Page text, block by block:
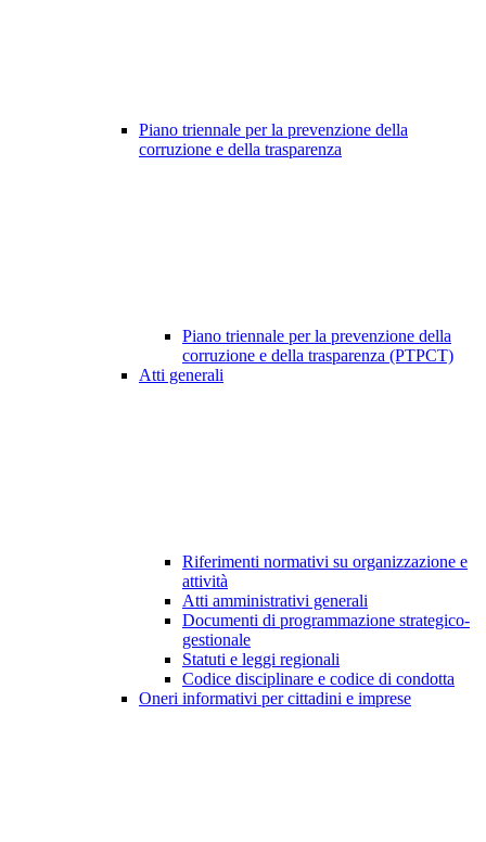
Piano triennale per la prevenzione della
corruzione e della trasparenza
Piano triennale per la prevenzione della
corruzione e della trasparenza (PTPCT)
Atti generali
Riferimenti normativi su organizzazione e
attività
Atti amministrativi generali
Documenti di programmazione strategico-
gestionale
Statuti e leggi regionali
Codice disciplinare e codice di condotta
Oneri informativi per cittadini e imprese